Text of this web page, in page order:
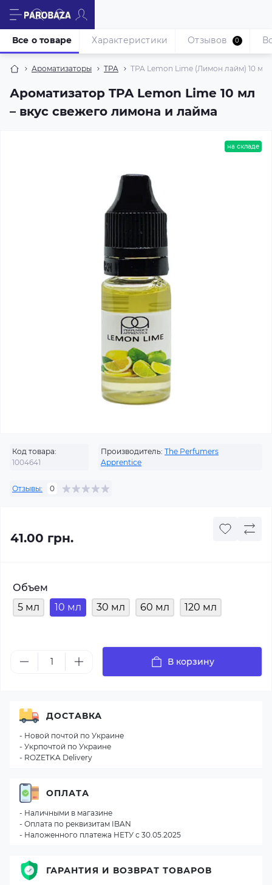
Ароматизаторы TPA TPA Lemon Lime (Лимон лайм) 10 мл
Ароматизатор TPA Lemon Lime 10 мл
– вкус свежего лимона и лайма
Все о товаре Характеристики Отзывов 0
на складе
Код товара:
1004641
Производитель: The Perfumers
Apprentice
Отзывы: 0
41.00 грн.
Объем
5 мл
10 мл 30 мл 60 мл 120 мл
В корзину
ДОСТАВКА
- Новой почтой по Украине
- Укрпочтой по Украине
- ROZETKA Delivery
ОПЛАТА
- Наличными в магазине
- Оплата по реквизитам IBAN
- Наложенного платежа НЕТУ с 30.05.2025
ГАРАНТИЯ И ВОЗВРАТ ТОВАРОВ